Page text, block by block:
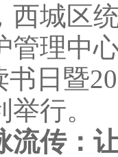
西城区
管理中
书日暨
行。
传：让